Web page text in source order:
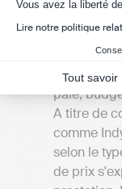
Vous avez la liberté
Lire notre politique
Tout savoir
fonction de
simples
paie,
A titre de
comme
selon le
de prix